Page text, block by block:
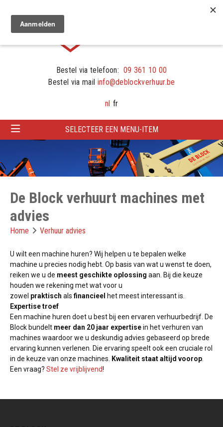
Bestel via telefoon: 09 361 10 00
Bestel via mail info@deblockverhuur.be
nl fr
SELECTEER EEN MENU-ITEM
De Block verhuurt machines met
advies
Home Verhuur advies
U wilt een machine huren? Wij helpen u te bepalen welke
machine u precies nodig hebt. Op basis van wat u wenst te doen,
reiken we u de meest geschikte oplossing aan. Bij die keuze
houden we rekening met wat voor u
zowel praktisch als financieel het meest interessant is.
Expertise troef
Een machine huren doet u best bij een ervaren verhuurbedrijf. De
Block bundelt meer dan 20 jaar expertisein het verhuren van
machines waardoor we u deskundig advies gebaseerd op brede
ervaring kunnen verlenen. Die ervaring speelt ook een cruciale rol
in de keuze van onze machines.
Kwaliteit staat altijd voorop
Een vraag? Stel ze vrijblijvend!